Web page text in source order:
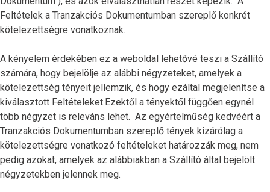
Feltételek a Tranzakciós Dokumentumban szereplő konkrét
kötelezettségre vonatkoznak.
A kényelem érdekében ez a weboldal lehetővé teszi a Szállító
számára, hogy bejelölje az alábbi négyzeteket, amelyek a
kötelezettség tényeit jellemzik, és hogy ezáltal megjelenítse a
kiválasztott Feltételeket.Ezektől a tényektől függően egynél
több négyzet is releváns lehet. Az egyértelműség kedvéért a
Tranzakciós Dokumentumban szereplő tények kizárólag a
kötelezettségre vonatkozó feltételeket határozzák meg, nem
pedig azokat, amelyek az alábbiakban a Szállító által bejelölt
négyzetekben jelennek meg.